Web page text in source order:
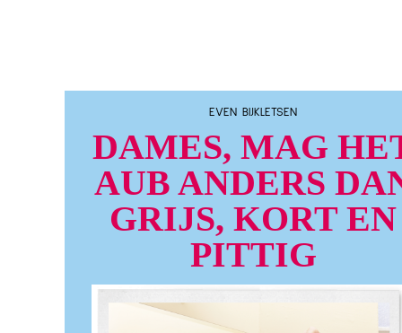
EVEN BIJKLETSEN
DAMES, MAG
AUB ANDERS
GRIJS, KORT EN
PITTIG